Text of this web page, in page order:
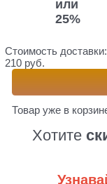
или
25%
Стоимость доставки:
210 руб.
Товар уже в
Хотите